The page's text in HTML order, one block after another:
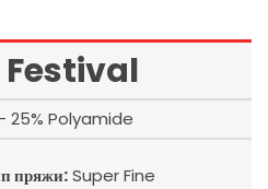
Festival
25% Polyamide
пряжи:Super Fine